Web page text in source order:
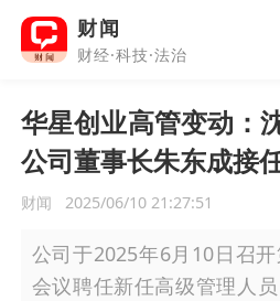
财闻
财经·科技·法治
华星创业高管变动：
公司董事长朱东成接
财闻 2025/06/10 21:27:51
公司于2025年6月10日召
会议聘任新任高级管理人